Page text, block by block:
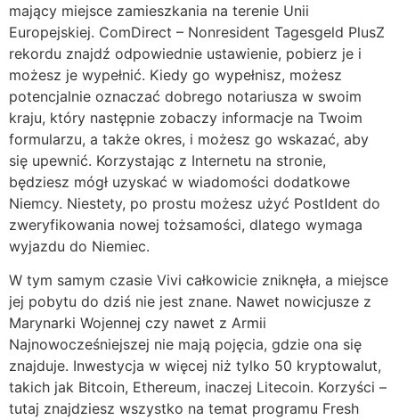
mający miejsce zamieszkania na terenie Unii
Europejskiej. ComDirect – Nonresident Tagesgeld PlusZ
rekordu znajdź odpowiednie ustawienie, pobierz je i
możesz je wypełnić. Kiedy go wypełnisz, możesz
potencjalnie oznaczać dobrego notariusza w swoim
kraju, który następnie zobaczy informacje na Twoim
formularzu, a także okres, i możesz go wskazać, aby
się upewnić. Korzystając z Internetu na stronie,
będziesz mógł uzyskać w wiadomości dodatkowe
Niemcy. Niestety, po prostu możesz użyć PostIdent do
zweryfikowania nowej tożsamości, dlatego wymaga
wyjazdu do Niemiec.
W tym samym czasie Vivi całkowicie zniknęła, a miejsce
jej pobytu do dziś nie jest znane. Nawet nowicjusze z
Marynarki Wojennej czy nawet z Armii
Najnowocześniejszej nie mają pojęcia, gdzie ona się
znajduje. Inwestycja w więcej niż tylko 50 kryptowalut,
takich jak Bitcoin, Ethereum, inaczej Litecoin. Korzyści –
tutaj znajdziesz wszystko na temat programu Fresh